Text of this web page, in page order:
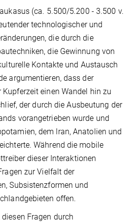
(ca. 5.500/5.200 - 3.500 v.
technologischer und
die durch die
die Gewinnung von
Kontakte und Austausch
argumentieren, dass der
einen Wandel hin zu
der durch die Ausbeutung der
vorangetrieben wurde und
dem Iran, Anatolien und
Während die mobile
dieser Interaktionen
zur Vielfalt der
Subsistenzformen und
offen.
Fragen durch